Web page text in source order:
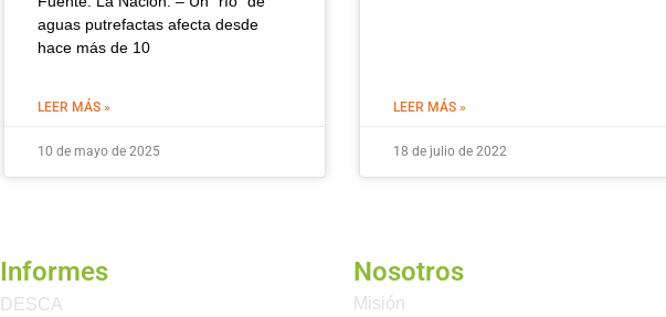
aguas putrefactas afecta desde
hace más de 10
LEER MÁS »
10 de mayo de 2025
LEER MÁS »
18 de julio de 2022
Informes
DESCA
Nosotros
Misión